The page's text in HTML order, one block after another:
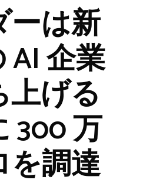
ーは新
AI 企業
げる
300 万
を調達